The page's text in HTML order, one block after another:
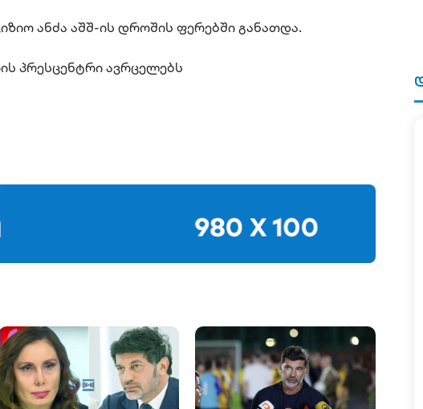
ანძა აშშ-ის დროშის ფერებში განათდა.
პრესცენტრი ავრცელებს